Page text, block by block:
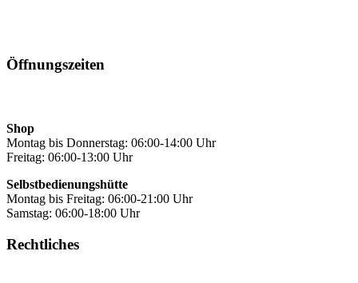
Öffnungszeiten
Shop
Montag bis Donnerstag: 06:00-14:00 Uhr
Freitag: 06:00-13:00 Uhr
Selbstbedienungshütte
Montag bis Freitag: 06:00-21:00 Uhr
Samstag: 06:00-18:00 Uhr
Rechtliches